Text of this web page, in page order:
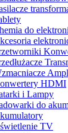
do
HDMI
i Lampy
do
TV